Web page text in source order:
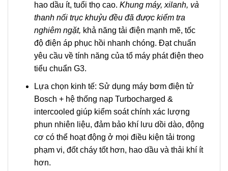
hao dầu ít, tuổi thọ cao. Khung máy, xilanh, và
thanh nối trục khuỷu đều đã được kiểm tra
nghiêm ngặt, khả năng tải điện mạnh mẽ, tốc
độ điện áp phục hồi nhanh chóng. Đạt chuẩn
yêu cầu về tính năng của tổ máy phát điện theo
tiểu chuẩn G3.
Lựa chọn kinh tế: Sử dụng máy bơm điện tử
Bosch + hệ thống nạp Turbocharged &
intercooled giúp kiểm soát chính xác lượng
phun nhiên liệu, đảm bảo khí lưu dồi dào, động
cơ có thể hoạt động ở mọi điều kiện tải trong
phạm vi, đốt cháy tốt hơn, hao dầu và thải khí ít
hơn.